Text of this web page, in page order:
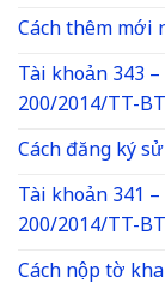
Cách thêm mới
Tài khoản 343
200/2014/TT-
Cách đăng ký
Tài khoản 341
200/2014/TT-
Cách nộp tờ